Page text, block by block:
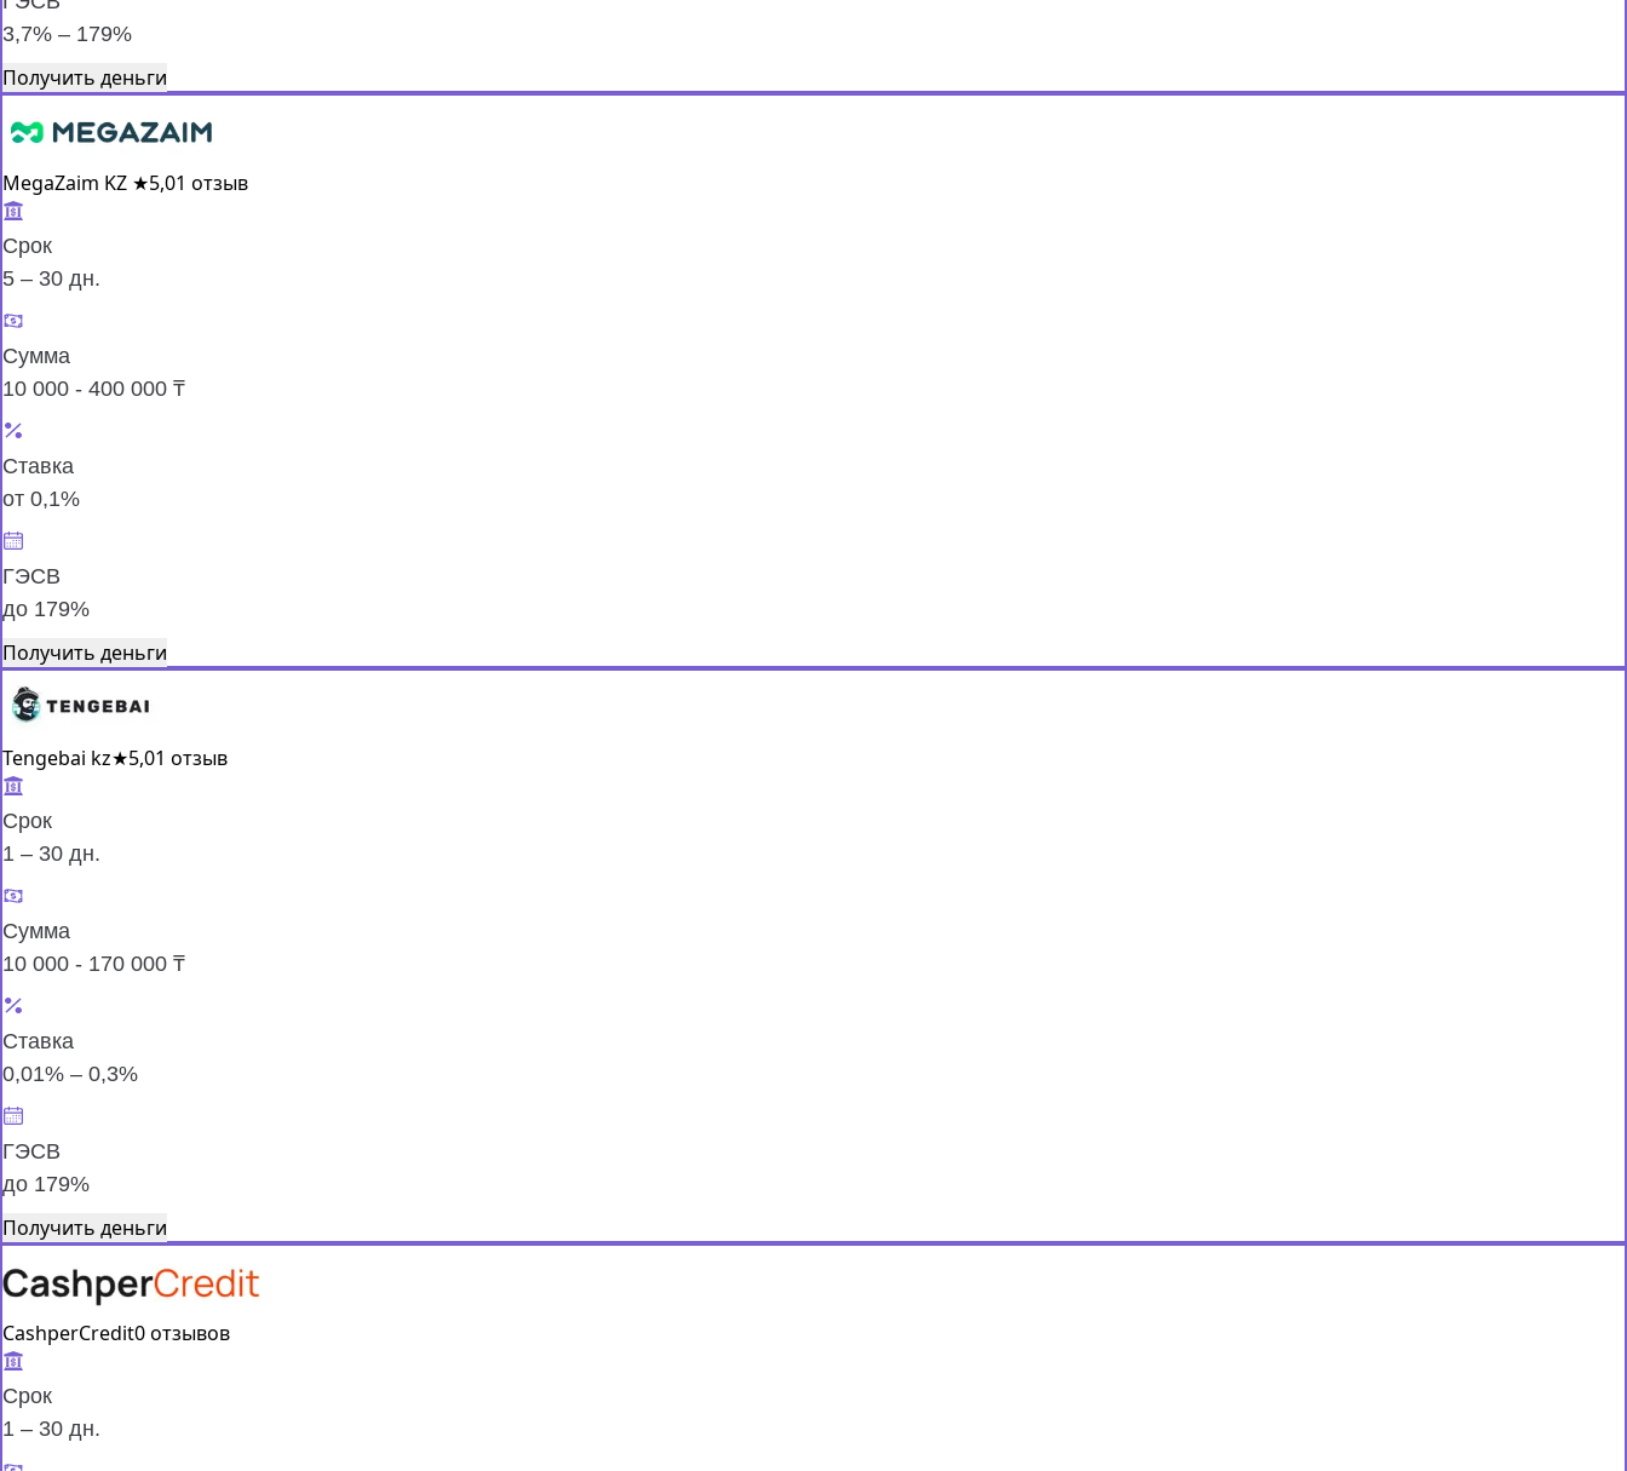
3,7% – 179%
Получить деньги
MegaZaim KZ ★5,01 отзыв
Срок
5 – 30 дн.
Сумма
10 000 - 400 000 ₸
Ставка
от 0,1%
ГЭСВ
до 179%
Получить деньги
Tengebai kz★5,01 отзыв
Срок
1 – 30 дн.
Сумма
10 000 - 170 000 ₸
Ставка
0,01% – 0,3%
ГЭСВ
до 179%
Получить деньги
CashperCredit0 отзывов
Срок
1 – 30 дн.